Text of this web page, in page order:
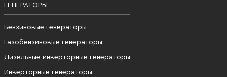
ГЕНЕРАТОРЫ
Бензиновые генераторы
Газобензиновые генераторы
Дизельные инверторные генераторы
Инверторные генераторы